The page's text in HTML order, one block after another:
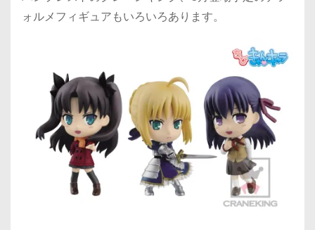
ォルメフィギュアもいろいろあります。